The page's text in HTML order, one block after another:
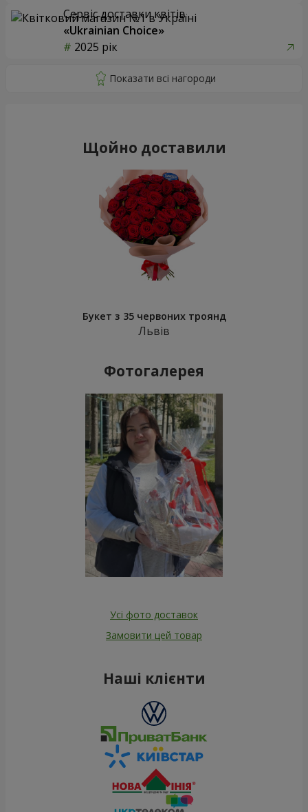
Сервіс доставки квітів
«Ukrainian Choice»
2025 рік
Щойно доставили
Букет з 35 червоних троянд
Львів
Фотогалерея
Усі фото доставок
Замовити цей товар
Наші клієнти